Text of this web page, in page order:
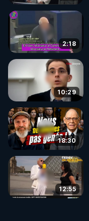
2:18
10:29
18:30
12:55